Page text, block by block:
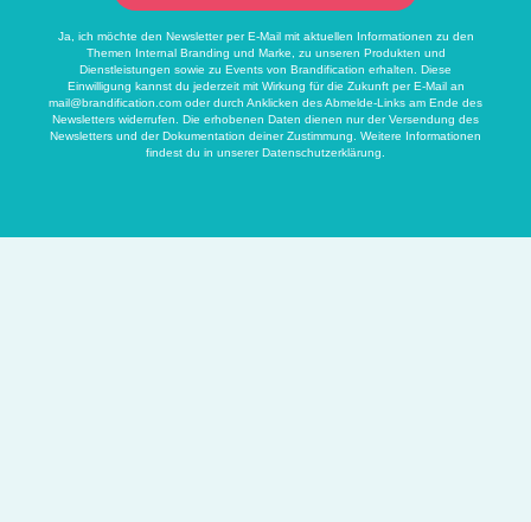
Ja, ich möchte den Newsletter per E-Mail mit aktuellen Informationen zu den
Themen Internal Branding und Marke, zu unseren Produkten und
Dienstleistungen sowie zu Events von Brandification erhalten. Diese
Einwilligung kannst du jederzeit mit Wirkung für die Zukunft per E-Mail an
mail@brandification.com oder durch Anklicken des Abmelde-Links am Ende des
Newsletters widerrufen. Die erhobenen Daten dienen nur der Versendung des
Newsletters und der Dokumentation deiner Zustimmung. Weitere Informationen
findest du in unsererDatenschutzerklärung